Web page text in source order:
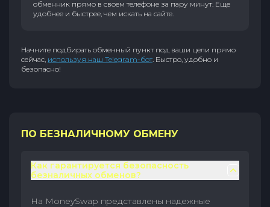
обменник прямо в своем телефоне за пару минут. Еще
удобнее и быстрее, чем искать на сайте.
Начните подбирать обменный пункт под ваши цели прямо
сейчас, используя наш Telegram-бот. Быстро, удобно и
безопасно!
ПО БЕЗНАЛИЧНОМУ ОБМЕНУ
Как гарантируется безопасность
безналичных обменов?
На MoneySwap представлены надежные